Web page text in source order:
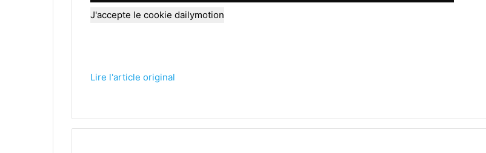
J'accepte le cookie dailymotion
Lire l'article original